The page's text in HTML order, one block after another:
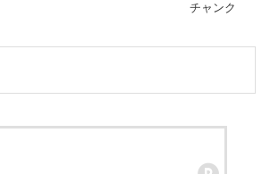
チャンク